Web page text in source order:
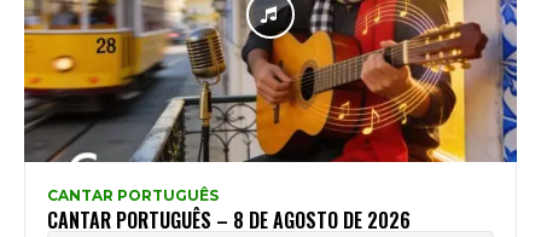
CANTAR PORTUGUÊS
CANTAR PORTUGUÊS – 8 DE AGOSTO DE 2026